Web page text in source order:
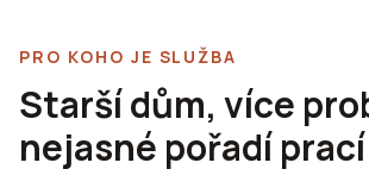
PRO KOHO JE SLUŽBA
Starší dům, více
nejasné pořadí prací